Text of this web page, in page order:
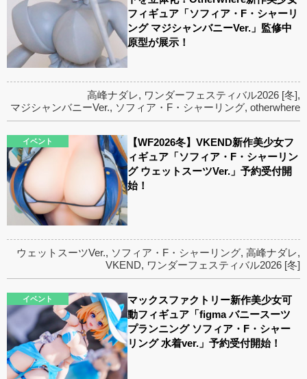
フィギュア「ソフィア・F・シャーリ
ング マジシャンバニーVer.」監修中
原型が展示！
高峰ナダレ, ワンダーフェスティバル2026 [冬],
マジシャンバニーVer., ソフィア・F・シャーリング, otherwhere
イベント
【WF2026冬】VKEND新作美少女フ
ィギュア「ソフィア・F・シャーリン
グ ウェットスーツVer.」予約受付開
始！
ウェットスーツVer., ソフィア・F・シャーリング, 高峰ナダレ,
VKEND, ワンダーフェスティバル2026 [冬]
イベント
マックスファクトリー新作美少女可
動フィギュア「figma バニースーツ
プランニング ソフィア・F・シャー
リング 水着ver.」予約受付開始！